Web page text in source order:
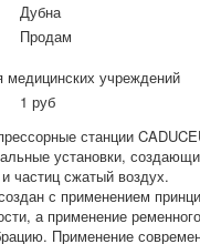
Дубна
Продам
учреждений
1 руб
станции
установки,
частиц сжатый воздух.
с применением
а применение
Применение